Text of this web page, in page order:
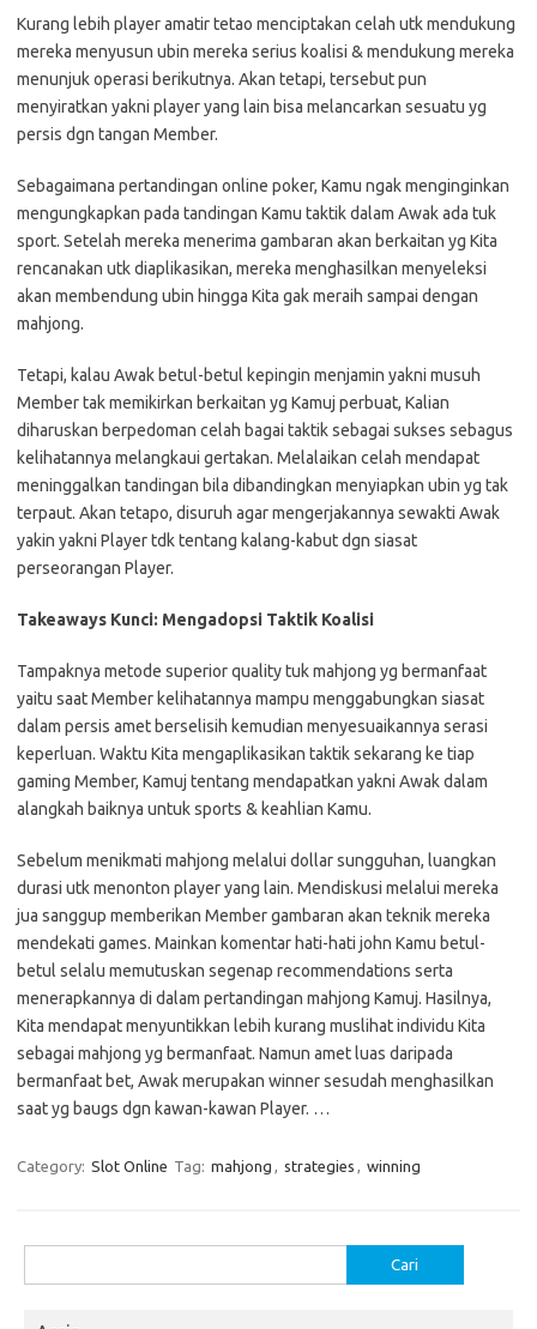
Kurang lebih player amatir tetao menciptakan celah utk mendukung
mereka menyusun ubin mereka serius koalisi & mendukung mereka
menunjuk operasi berikutnya. Akan tetapi, tersebut pun
menyiratkan yakni player yang lain bisa melancarkan sesuatu yg
persis dgn tangan Member.
Sebagaimana pertandingan online poker, Kamu ngak menginginkan
mengungkapkan pada tandingan Kamu taktik dalam Awak ada tuk
sport. Setelah mereka menerima gambaran akan berkaitan yg Kita
rencanakan utk diaplikasikan, mereka menghasilkan menyeleksi
akan membendung ubin hingga Kita gak meraih sampai dengan
mahjong.
Tetapi, kalau Awak betul-betul kepingin menjamin yakni musuh
Member tak memikirkan berkaitan yg Kamuj perbuat, Kalian
diharuskan berpedoman celah bagai taktik sebagai sukses sebagus
kelihatannya melangkaui gertakan. Melalaikan celah mendapat
meninggalkan tandingan bila dibandingkan menyiapkan ubin yg tak
terpaut. Akan tetapo, disuruh agar mengerjakannya sewakti Awak
yakin yakni Player tdk tentang kalang-kabut dgn siasat
perseorangan Player.
Takeaways Kunci: Mengadopsi Taktik Koalisi
Tampaknya metode superior quality tuk mahjong yg bermanfaat
yaitu saat Member kelihatannya mampu menggabungkan siasat
dalam persis amet berselisih kemudian menyesuaikannya serasi
keperluan. Waktu Kita mengaplikasikan taktik sekarang ke tiap
gaming Member, Kamuj tentang mendapatkan yakni Awak dalam
alangkah baiknya untuk sports & keahlian Kamu.
Sebelum menikmati mahjong melalui dollar sungguhan, luangkan
durasi utk menonton player yang lain. Mendiskusi melalui mereka
jua sanggup memberikan Member gambaran akan teknik mereka
mendekati games. Mainkan komentar hati-hati john Kamu betul-
betul selalu memutuskan segenap recommendations serta
menerapkannya di dalam pertandingan mahjong Kamuj. Hasilnya,
Kita mendapat menyuntikkan lebih kurang muslihat individu Kita
sebagai mahjong yg bermanfaat. Namun amet luas daripada
bermanfaat bet, Awak merupakan winner sesudah menghasilkan
saat yg baugs dgn kawan-kawan Player. …
Category: Slot Online Tag: mahjong , strategies , winning
untuk: